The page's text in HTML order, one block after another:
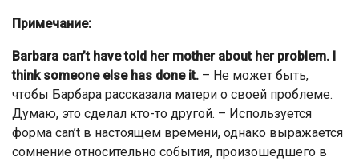
Примечание:
Barbara can’t have told her mother about her problem. I
think someone else has done it. – Не может быть,
чтобы Барбара рассказала матери о своей проблеме.
Думаю, это сделал кто-то другой. – Используется
форма can’t в настоящем времени, однако выражается
сомнение относительно события, произошедшего в